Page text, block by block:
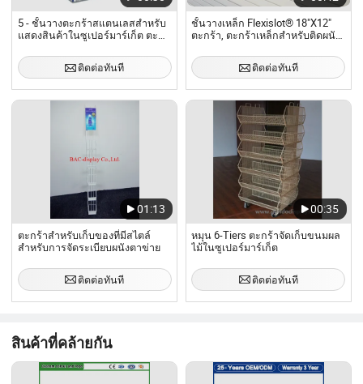
5 - ชั้นวางตะกร้าสแตนเลสสำหรับ
แสดงสินค้าในซูเปอร์มาร์เก็ต ตะ
แบบซ้อนกัน ตะกร้าสำหรับจัดเก็บ
แบบลวด
ติดต่อทันที
ชั้นวางเหล็ก Flexislot® 18"X12"
ตะกร้า, ตะกร้าเหล็กสำหรับติดผนัง,
ติดต่อทันที
01:13
ตะกร้าสำหรับเก็บของที่มีสไตล์
สำหรับการจัดระเบียบผนังตาข่าย
ติดต่อทันที
00:35
หมุน 6-Tiers ตะกร้าจัดเก็บขนมผล
ไม้ในซูเปอร์มาร์เก็ต
ติดต่อทันที
สินค้าที่คล้ายกัน